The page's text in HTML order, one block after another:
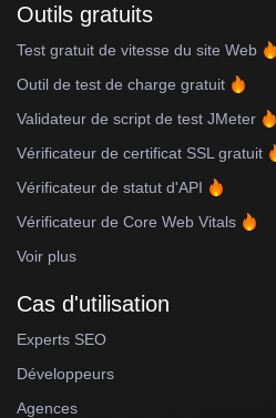
Outils gratuits
Test gratuit de vitesse du site Web
Outil de test de charge gratuit
Validateur de script de test JMeter
Vérificateur de certificat SSL gratuit
Vérificateur de statut d'API
Vérificateur de Core Web Vitals
Voir plus
Cas d'utilisation
Experts SEO
Développeurs
Agences